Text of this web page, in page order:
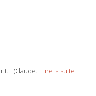
(Claude... Lire la suite